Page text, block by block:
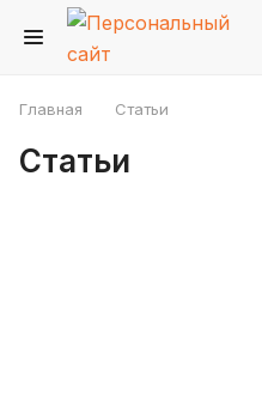
Главная Статьи
Статьи